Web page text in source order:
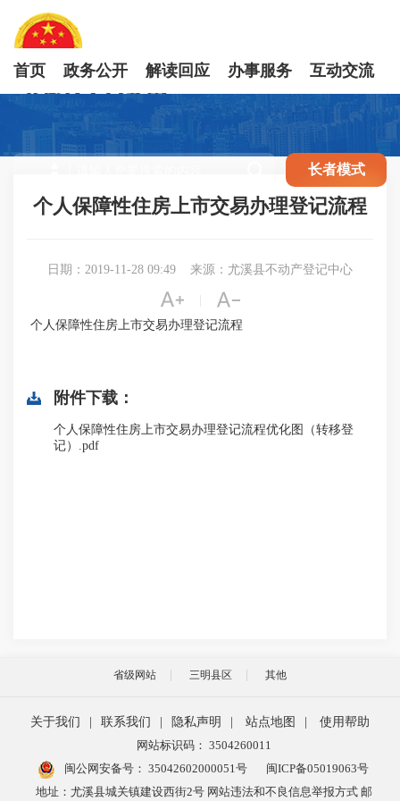
首页 政务公开 解读回应 办事服务 互动交流
长者模式
个人保障性住房上市交易办理登记流程
日期：2019-11-28 09:49 来源：尤溪县不动产登记中心
 
个人保障性住房上市交易办理登记流程
附件下载：
个人保障性住房上市交易办理登记流程优化图（转移登
记）.pdf
省级网站 三明县区 其他
关于我们 联系我们 隐私声明 站点地图
使用帮助
网站标识码： 3504260011
闽公网安备号： 35042602000051号
闽ICP备05019063号
地址：尤溪县城关镇建设西街2号 网站违法和不良信息举报方式 邮